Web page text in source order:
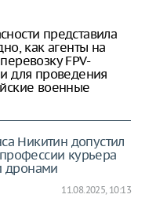
представила
как агенты на
FPV-
для проведения
военные
Никитин допустил
курьера
дронами
11.08.2025, 10:13